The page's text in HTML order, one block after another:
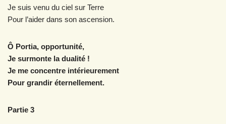
Je suis venu du ciel sur Terre
Pour l’aider dans son ascension.
Ô Portia, opportunité,
Je surmonte la dualité !
Je me concentre intérieurement
Pour grandir éternellement.
Partie 3